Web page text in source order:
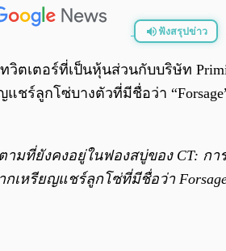
ฟังสรุปข่าว
ตเตอร์ที่เป็นหุ้นส่วนกับบริษัท
ชร์ลูกโซ่บางตัวที่มีชื่อว่า
ามที่ยังคงอยู่ในฟองสบู่ของ CT: ก
กเหรียญแชร์ลูกโซ่ที่มีชื่อว่า